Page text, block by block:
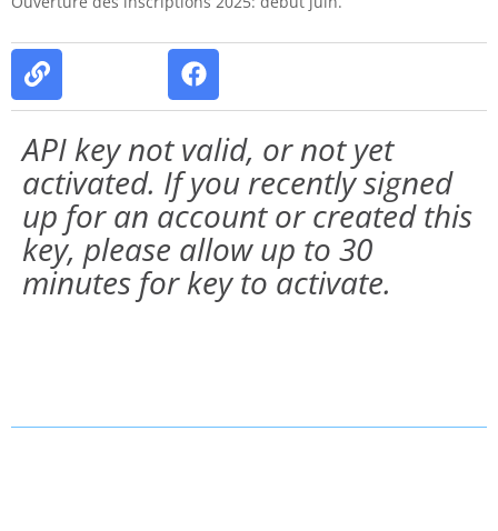
API key not valid, or not yet
activated. If you recently signed
up for an account or created this
key, please allow up to 30
minutes for key to activate.